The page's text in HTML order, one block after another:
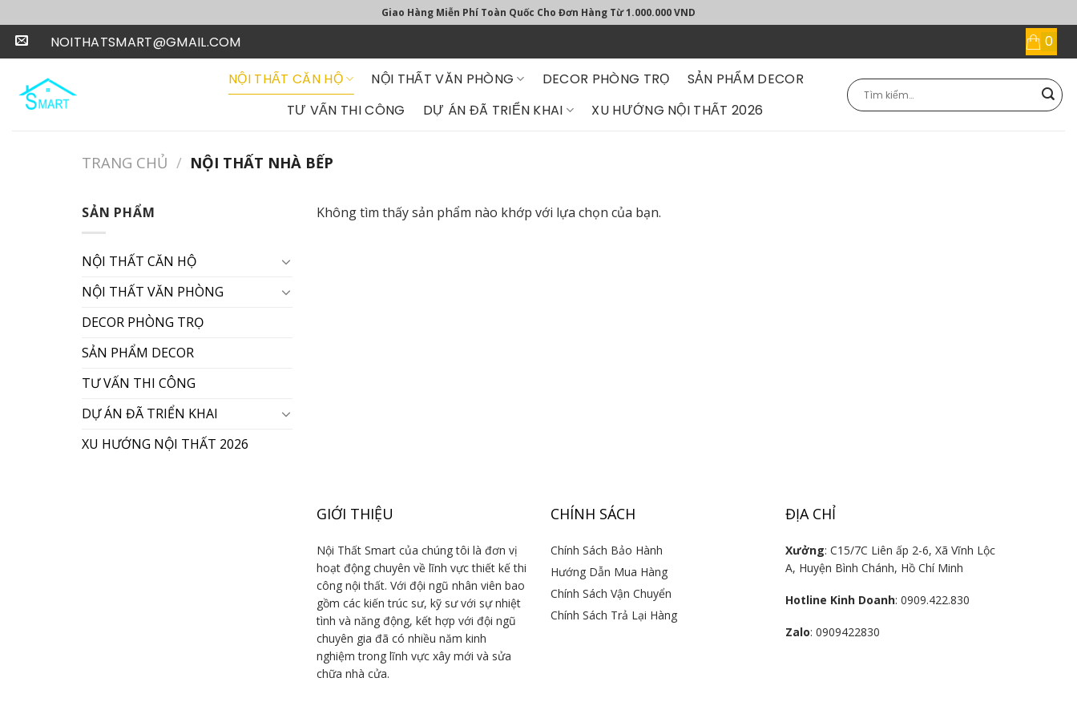
to
content
Giao Hàng Miễn Phí Toàn Quốc Cho Đơn Hàng Từ 1.000.000 VND
NOITHATSMART@GMAIL.COM
NỘI THẤT CĂN HỘ
NỘI THẤT VĂN PHÒNG DECOR PHÒNG TRỌ
SẢN PHẨM DECOR
TƯ VẤN THI CÔNG
DỰ ÁN ĐÃ TRIỂN KHAI XU HƯỚNG NỘI THẤT 2026
Tìm
kiếm:
TRANG CHỦ / NỘI THẤT NHÀ BẾP
SẢN PHẨM
NỘI THẤT CĂN HỘ
NỘI THẤT VĂN PHÒNG
DECOR PHÒNG TRỌ
SẢN PHẨM DECOR
TƯ VẤN THI CÔNG
DỰ ÁN ĐÃ TRIỂN KHAI
XU HƯỚNG NỘI THẤT 2026
Không tìm thấy sản phẩm nào khớp với lựa chọn của bạn.
GIỚI THIỆU
Nội Thất Smart của chúng tôi là đơn vị
hoạt động chuyên về lĩnh vực thiết kế thi
công nội thất. Với đội ngũ nhân viên bao
gồm các kiến trúc sư, kỹ sư với sự nhiệt
tình và năng động, kết hợp với đội ngũ
chuyên gia đã có nhiều năm kinh
nghiệm trong lĩnh vực xây mới và sửa
chữa nhà cửa.
CHÍNH SÁCH
Chính Sách Bảo Hành
Hướng Dẫn Mua Hàng
Chính Sách Vận Chuyển
Chính Sách Trả Lại Hàng
ĐỊA CHỈ
Xưởng: C15/7C Liên ấp 2-6, Xã Vĩnh Lộc
A, Huyện Bình Chánh, Hồ Chí Minh
Hotline Kinh Doanh: 0909.422.830
Zalo: 0909422830